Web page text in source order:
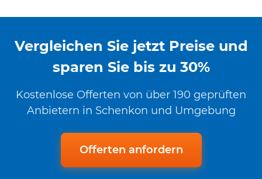
Vergleichen Sie jetzt Preise und
sparen Sie bis zu 30%
Kostenlose Offerten von über 190 geprüften
Anbietern in Schenkon und Umgebung
Offerten anfordern